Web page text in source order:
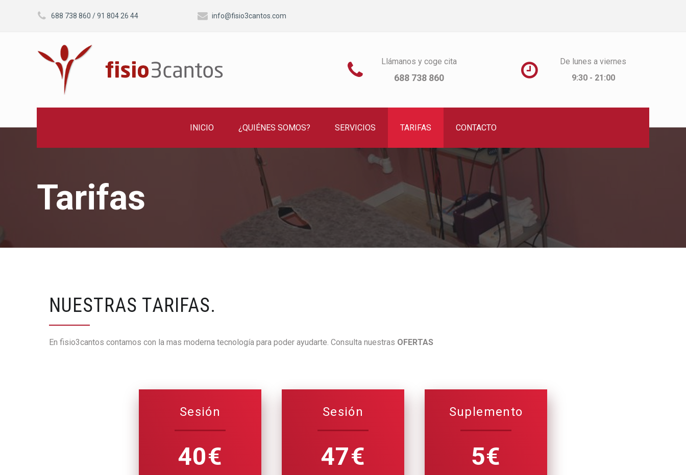
 688 738 860 /91 804 26 44  info@fisio3cantos.com
 Llámanos y coge cita
688 738 860 
De lunes a viernes
9:30 - 21:00
INICIO ¿QUIÉNES SOMOS? SERVICIOS TARIFAS CONTACTO
Tarifas
NUESTRAS TARIFAS.
En fisio3cantos contamos con la mas moderna tecnología para poder ayudarte. Consulta nuestras OFERTAS
Sesión
40€
Sesión
47€
Suplemento
5€